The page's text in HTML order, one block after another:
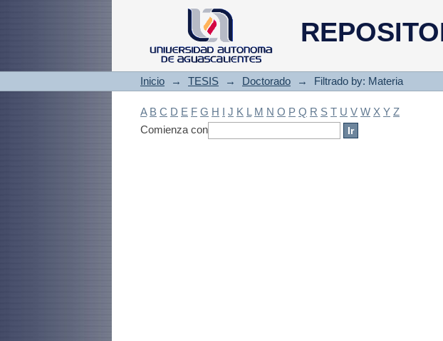
Filtrado by: Materia
Inicio → TESIS → Doctorado → Filtrado by: Materia
A B C D E F G H I J K L M N O P Q R S T U V W X Y Z
Comienza con